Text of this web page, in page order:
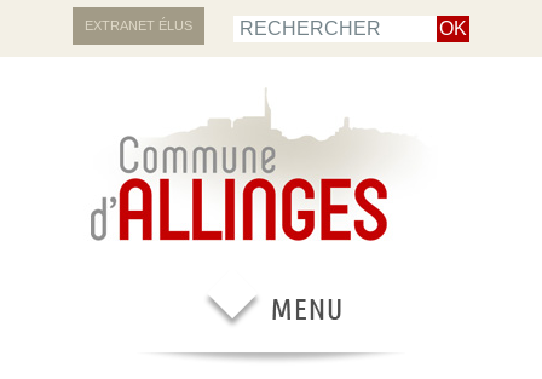
EXTRANET ÉLUS